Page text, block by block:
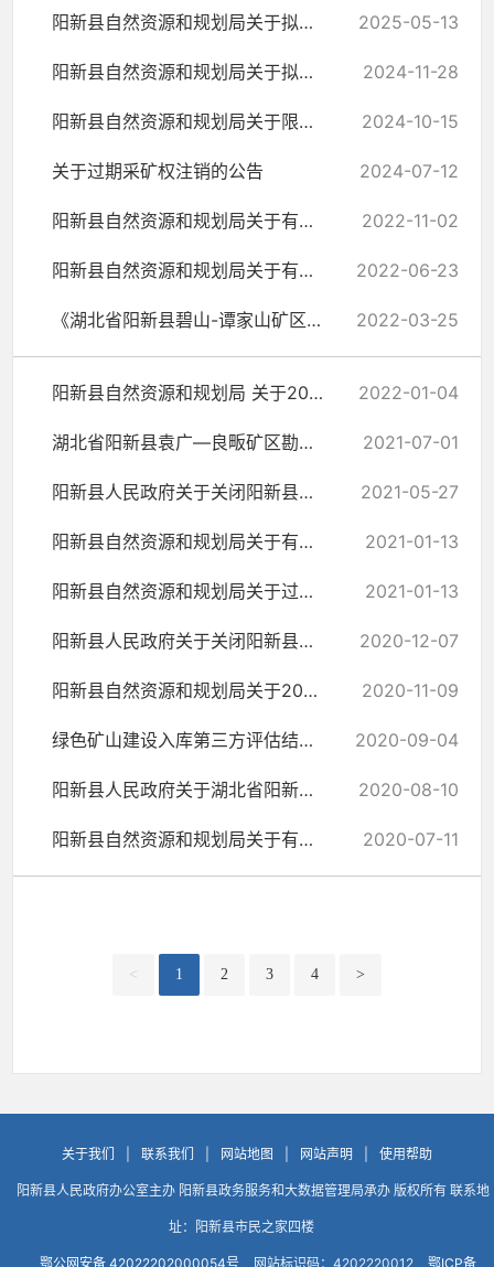
阳新县自然资源和规划局关于拟注销3宗采矿许可证的公示 2025-05-13
阳新县自然资源和规划局关于拟注销14宗采矿许可证的公告 2024-11-28
阳新县自然资源和规划局关于限期办理矿业权注销手续的公告 2024-10-15
关于过期采矿权注销的公告 2024-07-12
阳新县自然资源和规划局关于有效期届满纳入自行废止矿业权名单的公告 2022-11-02
阳新县自然资源和规划局关于有效期届满纳入自行废止矿业权名单的公告 2022-06-23
《湖北省阳新县碧山-谭家山矿区水泥用石灰岩矿勘探设计》评审意见书 2022-03-25
阳新县自然资源和规划局 关于2021年度绿色矿山建设入库第三方 评估... 2022-01-04
湖北省阳新县袁广—良畈矿区勘探设计评审意见书 2021-07-01
阳新县人民政府关于关闭阳新县富池镇良畈采石厂的公告 2021-05-27
阳新县自然资源和规划局关于有效期内矿业权基本信息的公告 2021-01-13
阳新县自然资源和规划局关于过期矿业权基本信息的公告 2021-01-13
阳新县人民政府关于关闭阳新县夏家山建材厂的公告 2020-12-07
阳新县自然资源和规划局关于2020年度第二批绿色矿山建设入库第三方... 2020-11-09
绿色矿山建设入库第三方评估结果公示 2020-09-04
阳新县人民政府关于湖北省阳新县枫树下矿区建筑石料用石灰岩矿采矿... 2020-08-10
阳新县自然资源和规划局关于有效期内矿业权基本信息的公告 2020-07-11
< 1 2 3 4 >
关于我们 联系我们 网站地图 网站声明 使用帮助
阳新县人民政府办公室主办 阳新县政务服务和大数据管理局承办 版权所有 联系地
址：阳新县市民之家四楼
鄂公网安备 42022202000054号 网站标识码：4202220012 鄂ICP备